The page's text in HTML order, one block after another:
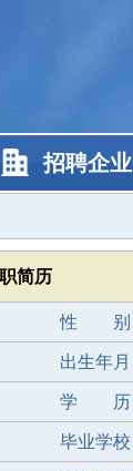
招聘企业
简历
性 别
出生年月
学 历
毕业学校